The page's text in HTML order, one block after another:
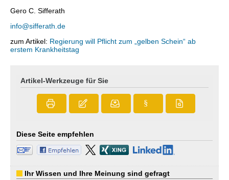
Gero C. Sifferath
info@sifferath.de
zum Artikel: Regierung will Pflicht zum „gelben Schein“ ab
erstem Krankheitstag
Artikel-Werkzeuge für Sie
§
Diese Seite empfehlen
Ihr Wissen und Ihre Meinung sind gefragt